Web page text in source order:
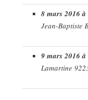
8 mars 2016
Jean-Baptiste
9 mars 2016
Lamartine